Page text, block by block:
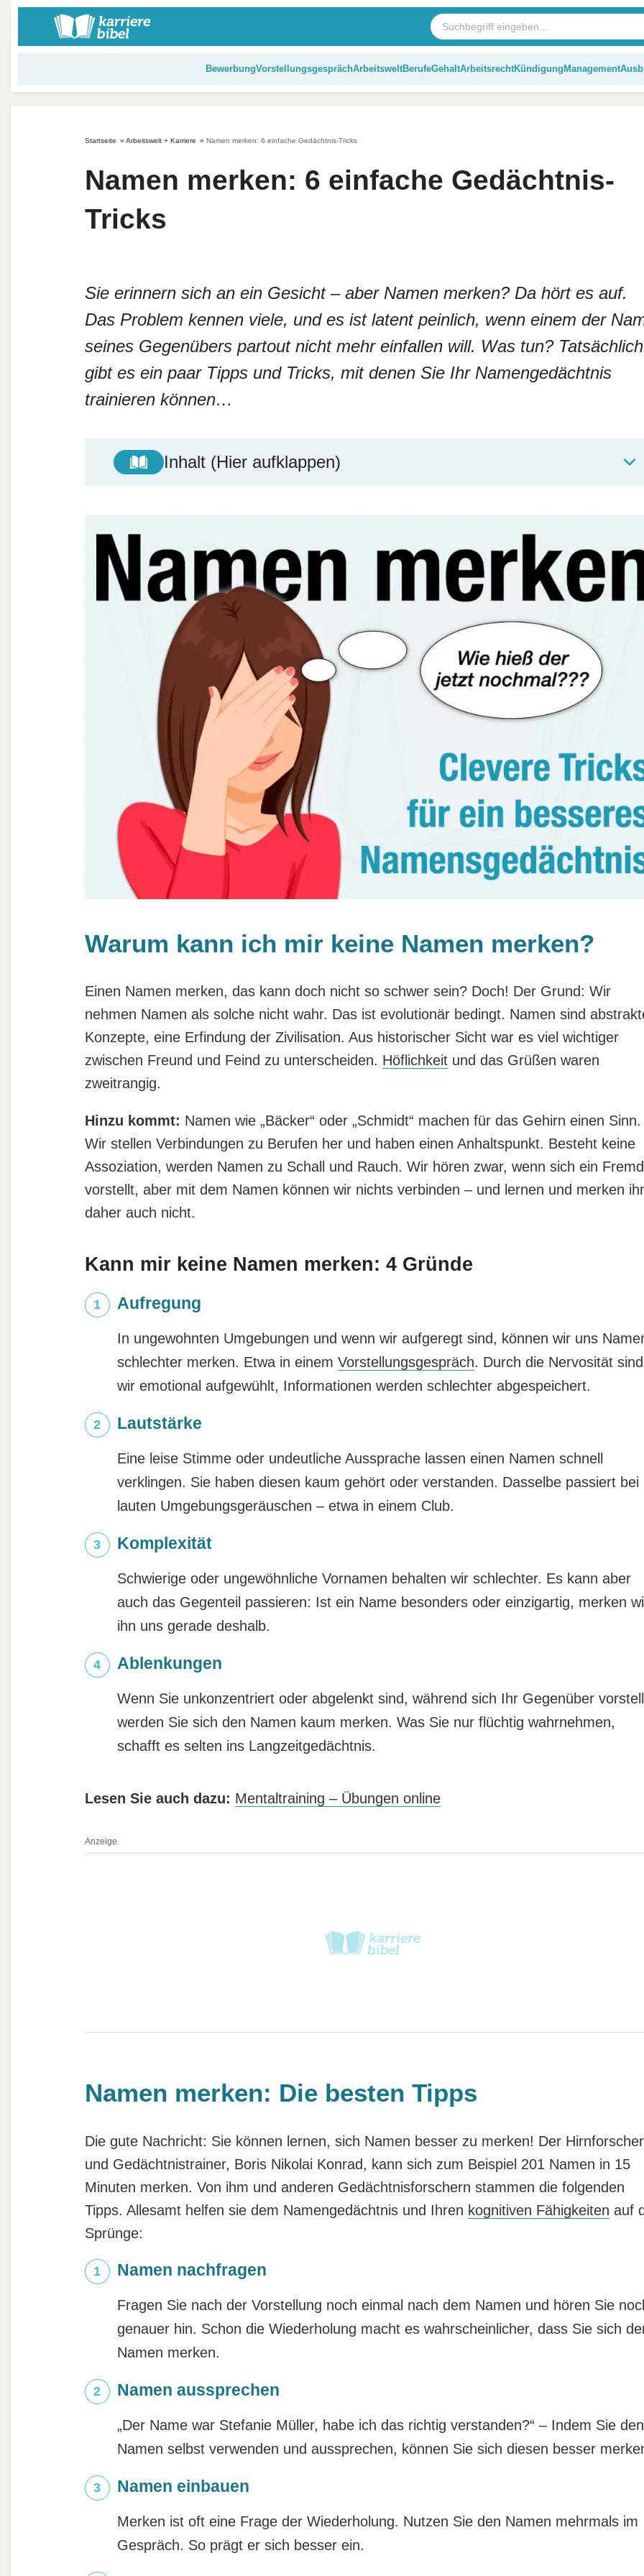
BewerbungVorstellungsgesprächArbeitsweltBerufeGehaltArbeitsrechtKündigung Management
Startseite » Arbeitswelt + Karriere » Namen merken: 6 einfache Gedächtnis-Tricks
Namen merken: 6 einfache Gedächtnis-
Tricks
Sie erinnern sich an ein Gesicht – aber Namen merken? Da hört es auf.
Das Problem kennen viele, und es ist latent peinlich, wenn einem der
seines Gegenübers partout nicht mehr einfallen will. Was tun? Tatsächlich
gibt es ein paar Tipps und Tricks, mit denen Sie Ihr Namengedächtnis
trainieren können…
Inhalt (Hier aufklappen)
Warum kann ich mir keine Namen merken?
Einen Namen merken, das kann doch nicht so schwer sein? Doch! Der Grund: Wir
nehmen Namen als solche nicht wahr. Das ist evolutionär bedingt. Namen sind
Konzepte, eine Erfindung der Zivilisation. Aus historischer Sicht war es viel wichtiger
zwischen Freund und Feind zu unterscheiden. Höflichkeitund das Grüßen waren
zweitrangig.
Hinzu kommt: Namen wie „Bäcker“ oder „Schmidt“ machen für das Gehirn einen Sinn.
Wir stellen Verbindungen zu Berufen her und haben einen Anhaltspunkt. Besteht keine
Assoziation, werden Namen zu Schall und Rauch. Wir hören zwar, wenn sich ein
vorstellt, aber mit dem Namen können wir nichts verbinden – und lernen und merken
daher auch nicht.
Kann mir keine Namen merken: 4 Gründe
Aufregung
In ungewohnten Umgebungen und wenn wir aufgeregt sind, können wir uns
schlechter merken. Etwa in einem Vorstellungsgespräch. Durch die Nervosität sind
wir emotional aufgewühlt, Informationen werden schlechter abgespeichert.
Lautstärke
Eine leise Stimme oder undeutliche Aussprache lassen einen Namen schnell
verklingen. Sie haben diesen kaum gehört oder verstanden. Dasselbe passiert bei
lauten Umgebungsgeräuschen – etwa in einem Club.
Komplexität
Schwierige oder ungewöhnliche Vornamen behalten wir schlechter. Es kann aber
auch das Gegenteil passieren: Ist ein Name besonders oder einzigartig, merken
ihn uns gerade deshalb.
Ablenkungen
Wenn Sie unkonzentriert oder abgelenkt sind, während sich Ihr Gegenüber
werden Sie sich den Namen kaum merken. Was Sie nur flüchtig wahrnehmen,
schafft es selten ins Langzeitgedächtnis.
Lesen Sie auch dazu: Mentaltraining – Übungen online
Anzeige
Namen merken: Die besten Tipps
Die gute Nachricht: Sie können lernen, sich Namen besser zu merken! Der Hirnforscher
und Gedächtnistrainer, Boris Nikolai Konrad, kann sich zum Beispiel 201 Namen in 15
Minuten merken. Von ihm und anderen Gedächtnisforschern stammen die folgenden
Tipps. Allesamt helfen sie dem Namengedächtnis und Ihren kognitiven Fähigkeiten auf
Sprünge:
Namen nachfragen
Fragen Sie nach der Vorstellung noch einmal nach dem Namen und hören Sie
genauer hin. Schon die Wiederholung macht es wahrscheinlicher, dass Sie sich
Namen merken.
Namen aussprechen
„Der Name war Stefanie Müller, habe ich das richtig verstanden?“ – Indem Sie den
Namen selbst verwenden und aussprechen, können Sie sich diesen besser
Namen einbauen
Merken ist oft eine Frage der Wiederholung. Nutzen Sie den Namen mehrmals im
Gespräch. So prägt er sich besser ein.